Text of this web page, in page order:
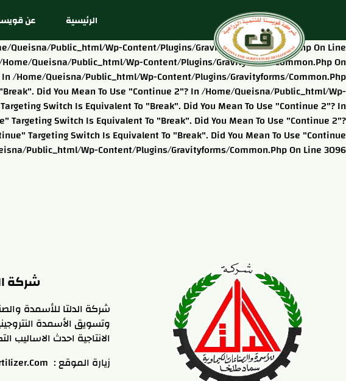
queisna/public_html/wp-Content/plugins/gravityforms/common.php On Line
home/queisna/public_html/wp-Content/plugins/gravityforms/common.php On
In /home/queisna/public_html/wp-Content/plugins/gravityforms/common.php
Did You Mean To Use "continue 2"? In /home/queisna/public_html/wp-
Switch Is Equivalent To "break". Did You Mean To Use "continue 2"? In
Switch Is Equivalent To "break". Did You Mean To Use "continue 2"?
Targeting Switch Is Equivalent To "break". Did You Mean To Use "continue
public_html/wp-Content/plugins/gravityforms/common.php On Line 3096
الرئيسية عن
شركة
شركة الدلتا للأسمدة
وتسويق الأسمدة
الانتاجية احدث الاساليب
زيارة الموقع :